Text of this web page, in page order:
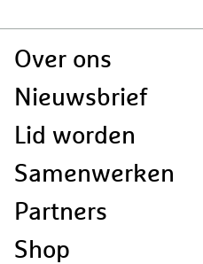
Doormat
Over ons
Nieuwsbrief
Lid worden
Samenwerken
Partners
Shop